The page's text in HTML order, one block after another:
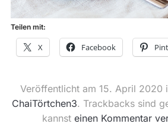
Teilen mit:
X Facebook
Veröffentlicht am 15. April 2020
ChaiTörtchen3. Trackbacks sind
kannst einen Kommentar